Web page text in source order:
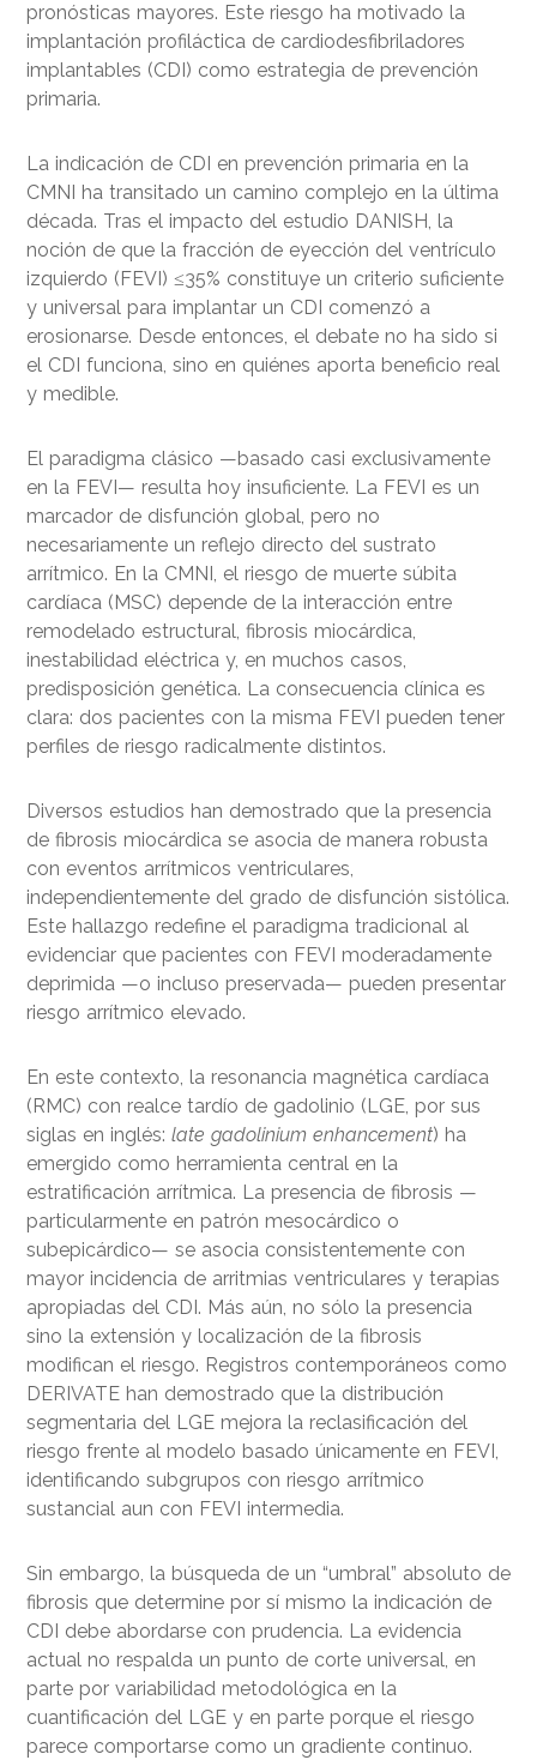
pronósticas mayores. Este riesgo ha motivado la
implantación profiláctica de cardiodesfibriladores
implantables (CDI) como estrategia de prevención
primaria.
La indicación de CDI en prevención primaria en la
CMNI ha transitado un camino complejo en la última
década. Tras el impacto del estudio DANISH, la
noción de que la fracción de eyección del ventrículo
izquierdo (FEVI) ≤35% constituye un criterio suficiente
y universal para implantar un CDI comenzó a
erosionarse. Desde entonces, el debate no ha sido si
el CDI funciona, sino en quiénes aporta beneficio real
y medible.
El paradigma clásico —basado casi exclusivamente
en la FEVI— resulta hoy insuficiente. La FEVI es un
marcador de disfunción global, pero no
necesariamente un reflejo directo del sustrato
arrítmico. En la CMNI, el riesgo de muerte súbita
cardíaca (MSC) depende de la interacción entre
remodelado estructural, fibrosis miocárdica,
inestabilidad eléctrica y, en muchos casos,
predisposición genética. La consecuencia clínica es
clara: dos pacientes con la misma FEVI pueden tener
perfiles de riesgo radicalmente distintos.
Diversos estudios han demostrado que la presencia
de fibrosis miocárdica se asocia de manera robusta
con eventos arrítmicos ventriculares,
independientemente del grado de disfunción sistólica.
Este hallazgo redefine el paradigma tradicional al
evidenciar que pacientes con FEVI moderadamente
deprimida —o incluso preservada— pueden presentar
riesgo arrítmico elevado.
En este contexto, la resonancia magnética cardíaca
(RMC) con realce tardío de gadolinio (LGE, por sus
siglas en inglés: late gadolinium enhancement) ha
emergido como herramienta central en la
estratificación arrítmica. La presencia de fibrosis —
particularmente en patrón mesocárdico o
subepicárdico— se asocia consistentemente con
mayor incidencia de arritmias ventriculares y terapias
apropiadas del CDI. Más aún, no sólo la presencia
sino la extensión y localización de la fibrosis
modifican el riesgo. Registros contemporáneos como
DERIVATE han demostrado que la distribución
segmentaria del LGE mejora la reclasificación del
riesgo frente al modelo basado únicamente en FEVI,
identificando subgrupos con riesgo arrítmico
sustancial aun con FEVI intermedia.
Sin embargo, la búsqueda de un “umbral” absoluto de
fibrosis que determine por sí mismo la indicación de
CDI debe abordarse con prudencia. La evidencia
actual no respalda un punto de corte universal, en
parte por variabilidad metodológica en la
cuantificación del LGE y en parte porque el riesgo
parece comportarse como un gradiente continuo.